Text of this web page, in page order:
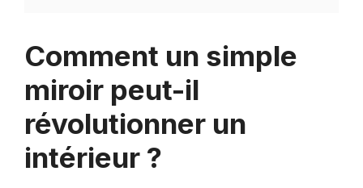
Comment un simple
miroir peut-il
révolutionner un
intérieur ?